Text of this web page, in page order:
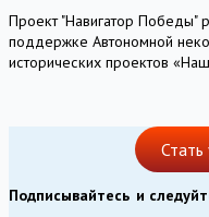
Проект "Навигатор Победы"
поддержке Автономной
исторических проектов
Стать
Подписывайтесь и